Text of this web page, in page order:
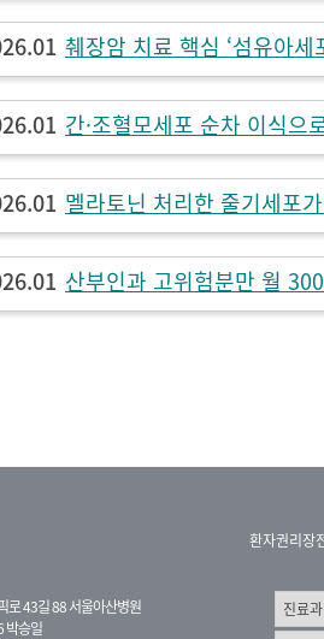
췌장암 치료 핵심 ‘섬유아세
간·조혈모세포 순차 이식으
멜라토닌 처리한 줄기세포
산부인과 고위험분만 월
로 43길 88 서울아산병원
박승일
환자권리장